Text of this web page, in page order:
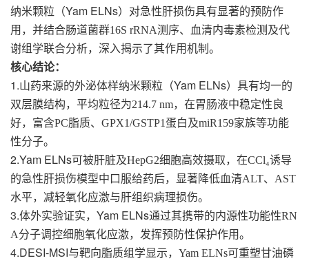
纳米颗粒（Yam ELNs）对急性肝损伤具有显著的预防作
用，并结合肠道菌群16S rRNA测序、血清内毒素检测及代
谢组学联合分析，深入揭示了其作用机制。
核心结论：
1.山药来源的外泌体样纳米颗粒（Yam ELNs）具有均一的
双层膜结构，平均粒径为214.7 nm，在胃肠液中稳定性良
好，富含PC脂质、 GPX1/GSTP1蛋白及miR159家族等功能
性分子。
2.Yam ELNs可被肝脏及HepG2细胞高效摄取，在CCl₄诱导
的急性肝损伤模型中口服给药后，显著降低血清ALT、 AST
水平，减轻氧化应激与肝组织病理损伤。
3.体外实验证实， Yam ELNs通过其携带的内源性功能性RN
A分子调控细胞氧化应激，发挥预防性保护作用。
4.DESI-MSI与靶向脂质组学显示， Yam ELNs可重塑甘油磷